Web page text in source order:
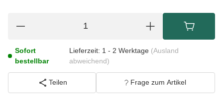
Sofort
bestellbar
Lieferzeit: 1 - 2 Werktage (Ausland
abweichend)
Teilen Frage zum Artikel